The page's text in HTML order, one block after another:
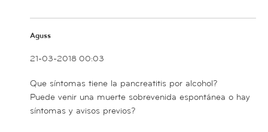
Aguss
21-03-2018 00:03
Que síntomas tiene la pancreatitis por alcohol?
Puede venir una muerte sobrevenida espontánea o hay
síntomas y avisos previos?